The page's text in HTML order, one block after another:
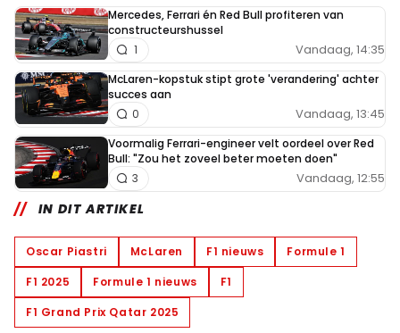
Mercedes, Ferrari én Red Bull profiteren van
constructeurshussel
Vandaag, 14:35
1
McLaren-kopstuk stipt grote 'verandering' achter
succes aan
Vandaag, 13:45
0
Voormalig Ferrari-engineer velt oordeel over Red
Bull: "Zou het zoveel beter moeten doen"
Vandaag, 12:55
3
IN DIT ARTIKEL
Oscar Piastri McLaren F1 nieuws
Formule 1
F1 2025
Formule 1 nieuws
F1
F1 Grand Prix Qatar 2025